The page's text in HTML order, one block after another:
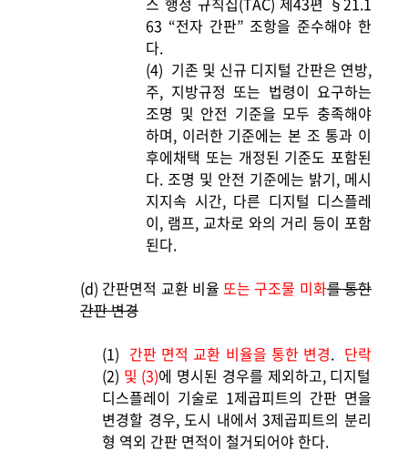
63 “전자 간판” 조항을 준수해야 한
다.
(4) 기존 및 신규 디지털 간판은 연방,
주, 지방규정 또는 법령이 요구하는
조명 및 안전 기준을 모두 충족해야
하며, 이러한 기준에는 본 조 통과 이
후에채택 또는 개정된 기준도 포함된
다. 조명 및 안전 기준에는 밝기, 메시
지지속 시간, 다른 디지털 디스플레
이, 램프, 교차로 와의 거리 등이 포함
된다.
(d) 간판면적 교환 비율또는 구조물 미화를 통한
간판 변경
(1) 간판 면적 교환 비율을 통한 변경. 단락
(2) 및 (3)에 명시된 경우를 제외하고, 디지털
디스플레이 기술로 1제곱피트의 간판 면을
변경할 경우, 도시 내에서 3제곱피트의 분리
형 역외 간판 면적이 철거되어야 한다.